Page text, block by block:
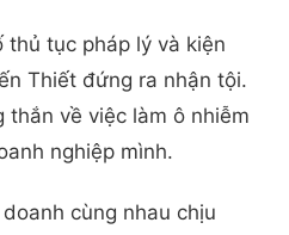
thủ tục pháp lý và kiện
Thiết đứng ra nhận tội.
thắn về việc làm ô nhiễm
nghiệp mình.
cùng nhau chịu